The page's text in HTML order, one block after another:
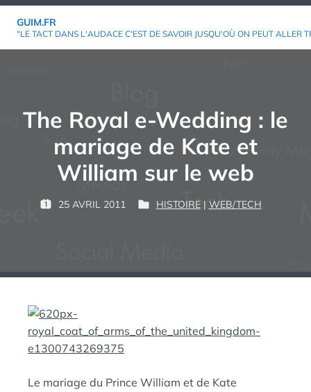
Aller
GUIM.FR
"LE TACT DANS L'AUDACE C'EST DE SAVOIR JUSQU'OÙ ON PEUT ALLER
The Royal e-Wedding : le
mariage de Kate et
William sur le web
P
I
E
:
25 AVRIL 2011
P
P
I
N
HISTOIRE | WEB/TECH
Le mariage du Prince William et de Kate